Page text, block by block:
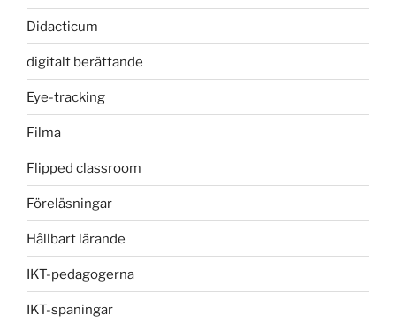
Didacticum
digitalt berättande
Eye-tracking
Filma
Flipped classroom
Föreläsningar
Hållbart lärande
IKT-pedagogerna
IKT-spaningar